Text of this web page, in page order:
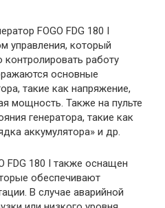
FOGO FDG 180 I
управления, который
контролировать работу
основные
такие как напряжение,
мощность. Также на пульте
генератора, такие как
аккумулятора» и др.
FDG 180 I также оснащен
обеспечивают
В случае аварийной